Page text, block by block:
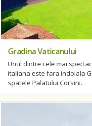
Gradina Vaticanului
Unul dintre cele mai
italiana este fara indoiala
spatele Palatului Corsini.